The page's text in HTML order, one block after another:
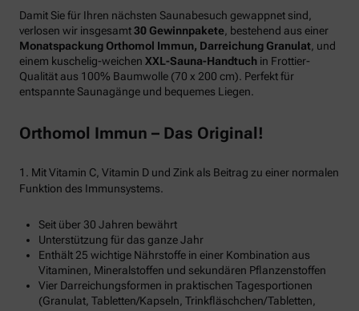
Damit Sie für Ihren nächsten Saunabesuch gewappnet sind,
verlosen wir insgesamt30 Gewinnpakete, bestehend aus einer
Monatspackung Orthomol Immun, Darreichung Granulat, und
einem kuschelig-weichen XXL-Sauna-Handtuch in Frottier-
Qualität aus 100% Baumwolle (70 x 200 cm). Perfekt für
entspannte Saunagänge und bequemes Liegen.
Orthomol Immun – Das Original!
1. Mit Vitamin C, Vitamin D und Zink als Beitrag zu einer normalen
Funktion des Immunsystems.
Seit über 30 Jahren bewährt
Unterstützung für das ganze Jahr
Enthält 25 wichtige Nährstoffe in einer Kombination aus
Vitaminen, Mineralstoffen und sekundären Pflanzenstoffen
Vier Darreichungsformen in praktischen Tagesportionen
(Granulat, Tabletten/Kapseln, Trinkfläschchen/Tabletten,